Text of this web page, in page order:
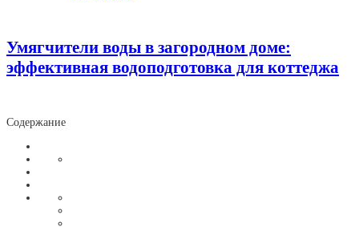
Умягчители воды в загородном доме:
эффективная водоподготовка для коттеджа
Содержание